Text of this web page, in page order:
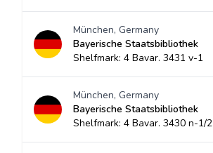
München, Germany
Bayerische Staatsbibliothek
Shelfmark: 4 Bavar. 3431 v-1
München, Germany
Bayerische Staatsbibliothek
Shelfmark: 4 Bavar. 3430 n-1/2